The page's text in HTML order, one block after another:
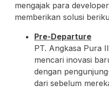
mengajak para
memberikan solusi
Pre-Departure
PT. Angkasa Pura
mencari inovasi
dengan
dari sebelum